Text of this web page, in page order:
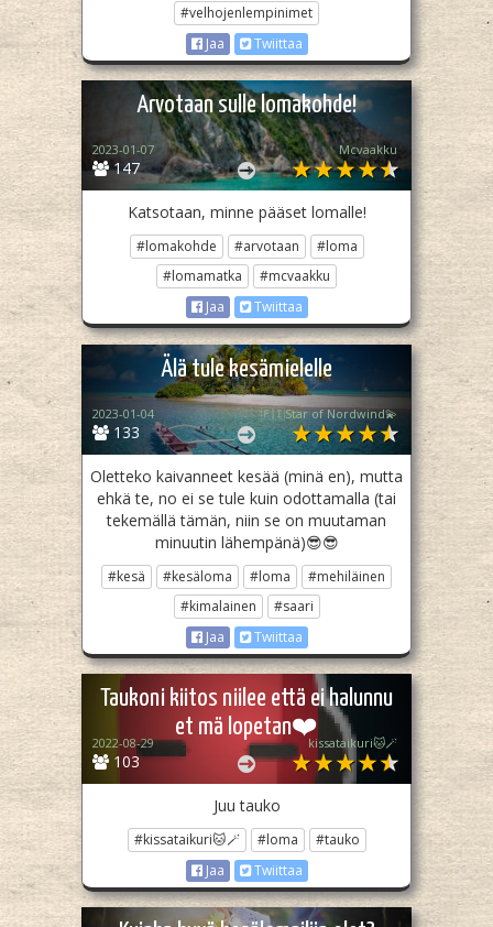
#velhojenlempinimet
Jaa
Twiittaa
Arvotaan sulle lomakohde!
147
2023-01-07 Mcvaakku
Katsotaan, minne pääset lomalle!
#lomakohde #arvotaan
#loma
#lomamatka
#mcvaakku
Jaa
Twiittaa
Älä tule kesämielelle
133
2023-01-04 🇫🇮Star of Nordwind💫
Oletteko kaivanneet kesää (minä en), mutta
ehkä te, no ei se tule kuin odottamalla (tai
tekemällä tämän, niin se on muutaman
minuutin lähempänä)😎😎
#kesä #kesäloma #loma
#mehiläinen
#kimalainen
#saari
Jaa
Twiittaa
Taukoni kiitos niilee että ei halunnu
et mä lopetan❤️
103
2022-08-29 kissataikuri🐱🪄
Juu tauko
#kissataikuri🐱🪄 #loma
#tauko
Jaa
Twiittaa